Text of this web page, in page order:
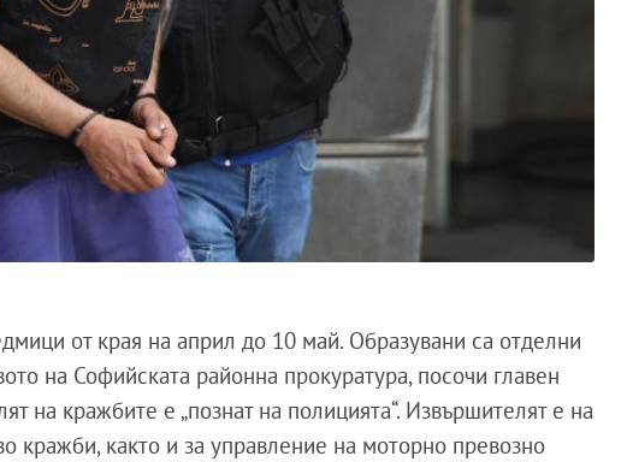
от края на април до 10 май. Образувани са отделни
на Софийската районна прокуратура, посочи главен
на кражбите е „познат на полицията“. Извършителят е на
кражби, както и за управление на моторно превозно